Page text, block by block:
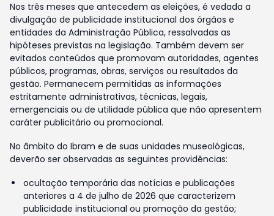
Nos três meses que antecedem as eleições, é vedada a
divulgação de publicidade institucional dos órgãos e
entidades da Administração Pública, ressalvadas as
hipóteses previstas na legislação. Também devem ser
evitados conteúdos que promovam autoridades, agentes
públicos, programas, obras, serviços ou resultados da
gestão. Permanecem permitidas as informações
estritamente administrativas, técnicas, legais,
emergenciais ou de utilidade pública que não apresentem
caráter publicitário ou promocional.
No âmbito do Ibram e de suas unidades museológicas,
deverão ser observadas as seguintes providências:
ocultação temporária das notícias e publicações
anteriores a 4 de julho de 2026 que caracterizem
publicidade institucional ou promoção da gestão;